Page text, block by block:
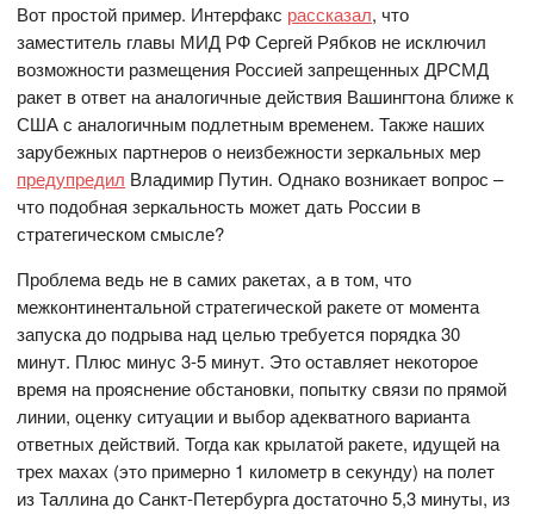
Вот простой пример. Интерфакс рассказал, что
заместитель главы МИД РФ Сергей Рябков не исключил
возможности размещения Россией запрещенных ДРСМД
ракет в ответ на аналогичные действия Вашингтона ближе к
США с аналогичным подлетным временем. Также наших
зарубежных партнеров о неизбежности зеркальных мер
предупредил Владимир Путин. Однако возникает вопрос –
что подобная зеркальность может дать России в
стратегическом смысле?
Проблема ведь не в самих ракетах, а в том, что
межконтинентальной стратегической ракете от момента
запуска до подрыва над целью требуется порядка 30
минут. Плюс минус 3-5 минут. Это оставляет некоторое
время на прояснение обстановки, попытку связи по прямой
линии, оценку ситуации и выбор адекватного варианта
ответных действий. Тогда как крылатой ракете, идущей на
трех махах (это примерно 1 километр в секунду) на полет
из Таллина до Санкт-Петербурга достаточно 5,3 минуты, из